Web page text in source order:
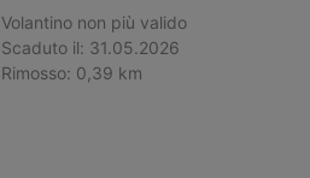
Volantino non più valido
Scaduto il: 31.05.2026
Rimosso: 0,39 km